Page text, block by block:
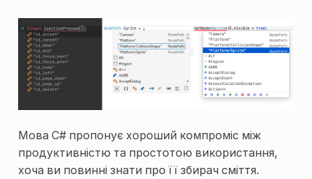
Мова C# пропонує хороший компроміс між
продуктивністю та простотою використання,
хоча ви повинні знати про її збирач сміття.